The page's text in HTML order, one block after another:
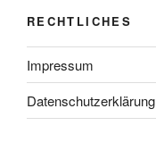
RECHTLICHES
Impressum
Datenschutzerklärung